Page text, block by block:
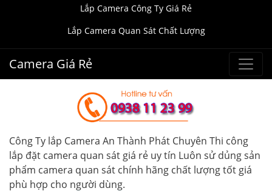
Lắp Camera Công Ty Giá Rẻ
Lắp Camera Quan Sát Chất Lượng
Camera Giá Rẻ
Công Ty lắp Camera An Thành Phát Chuyên Thi công
lắp đặt camera quan sát giá rẻ uy tín Luôn sử dủng sản
phẩm camera quan sát chính hãng chất lượng tốt giá
phù hợp cho người dùng.